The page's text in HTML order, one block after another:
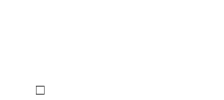
□